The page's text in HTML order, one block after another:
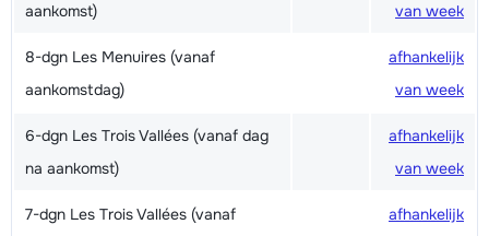
aankomst)
van week
8-dgn Les Menuires (vanaf
aankomstdag)
afhankelijk
van week
6-dgn Les Trois Vallées (vanaf dag
na aankomst)
afhankelijk
van week
7-dgn Les Trois Vallées (vanaf
afhankelijk